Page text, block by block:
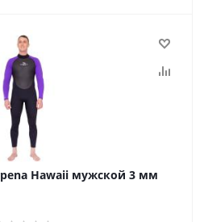
Hawaii мужской 3 мм